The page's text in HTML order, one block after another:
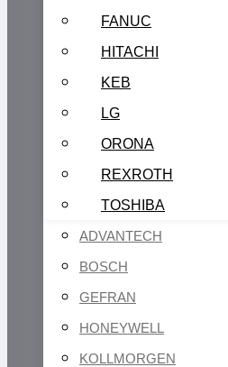
FANUC
HITACHI
KEB
LG
ORONA
REXROTH
TOSHIBA
ADVANTECH
BOSCH
GEFRAN
HONEYWELL
KOLLMORGEN